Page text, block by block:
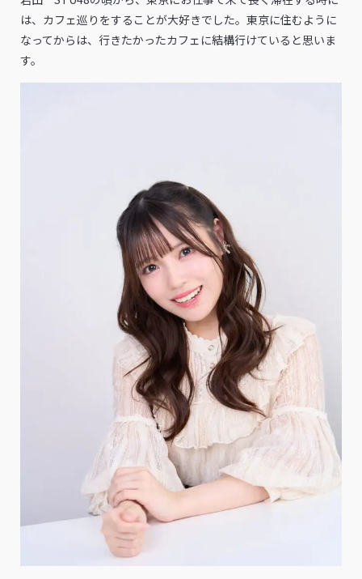
は、カフェ巡りをすることが大好きでした。東京に住むように
なってからは、行きたかったカフェに結構行けていると思いま
す。